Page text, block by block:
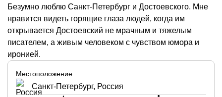
Безумно люблю Санкт-Петербург и Достоевского. Мне
нравится видеть горящие глаза людей, когда им
открывается Достоевский не мрачным и тяжелым
писателем, а живым человеком с чувством юмора и
иронией.
Местоположение
Санкт-Петербург, Россия